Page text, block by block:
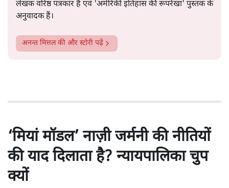
लेखक वरिष्ठ पत्रकार हैं एवं 'अमेरिकी इतिहास की रूपरेखा' पुस्तक के
अनुवादक हैं।
अनन्त मित्तलकी और स्टोरी पढ़ें
‘मियां मॉडल’ नाज़ी जर्मनी की नीतियों
की याद दिलाता है? न्यायपालिका चुप
क्यों